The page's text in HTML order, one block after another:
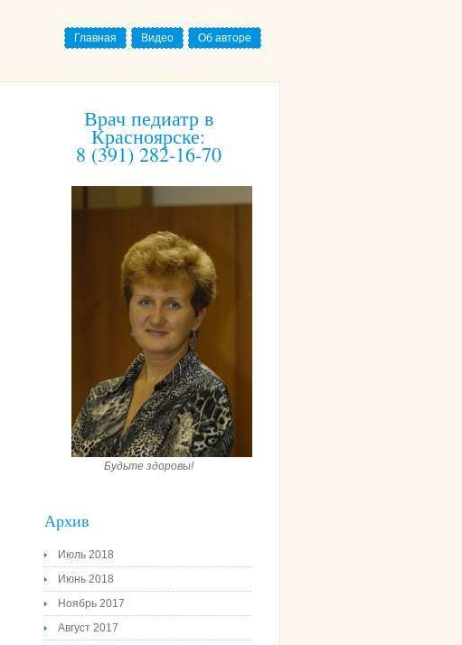
Главная Видео Об авторе
Врач педиатр в
Красноярске:
8 (391) 282-16-70
Будьте здоровы!
Архив
Июль 2018
Июнь 2018
Ноябрь 2017
Август 2017